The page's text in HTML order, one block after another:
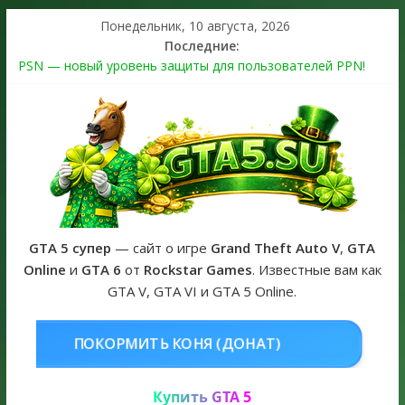
Понедельник, 10 августа, 2026
Последние:
PSN — новый уровень защиты для пользователей PPN!
The Kortz Center Heist выйдет в GTA Online уже 14 июля
Регистрация в Rockstar Games Social Club ошибка #1.500.7:
как зарегистрировать аккаунт и войти без проблем в 2026
Получайте особые награды в GTA Online по программе
Fine Art Collector
GTA 6 официальная обложка игры и Предзаказ Grand Theft
Auto VI
GTA 5 супер — сайт о игре Grand Theft Auto V, GTA
Online и GTA 6 от Rockstar Games. Известные вам как
GTA V, GTA VI и GTA 5 Online.
(ДОНАТ) КУПИТЬ GTA 5
Купить GTA 5